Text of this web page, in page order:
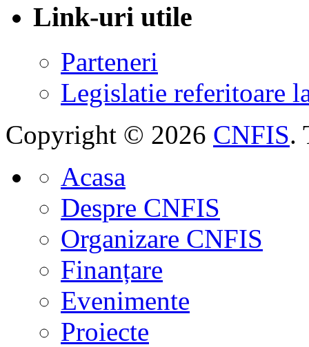
Link-uri utile
Parteneri
Legislatie referitoare
Copyright © 2026 CNFIS.
Acasa
Despre CNFIS
Organizare CNFIS
Finanțare
Evenimente
Proiecte